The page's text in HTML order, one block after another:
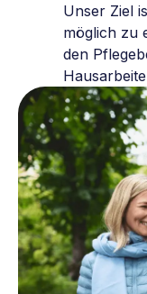
Unser Ziel
möglich zu
den